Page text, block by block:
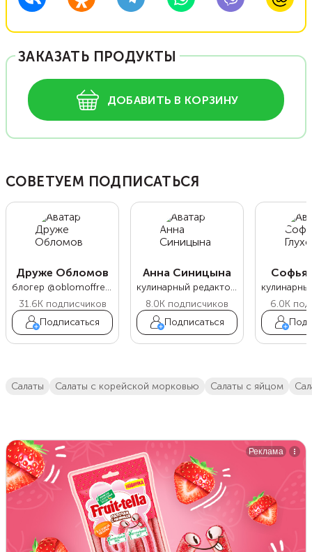
ЗАКАЗАТЬ ПРОДУКТЫ
ДОБАВИТЬ В КОРЗИНУ
СОВЕТУЕМ ПОДПИСАТЬСЯ
Друже Обломов
блогер @oblomoffrecipe
31.6Kподписчиков
Подписаться
Анна Синицына
кулинарный редактор Food.ru
8.0K подписчиков
Подписаться
Софья
6.0K
салаты салаты с корейской морковью салаты с яйцом